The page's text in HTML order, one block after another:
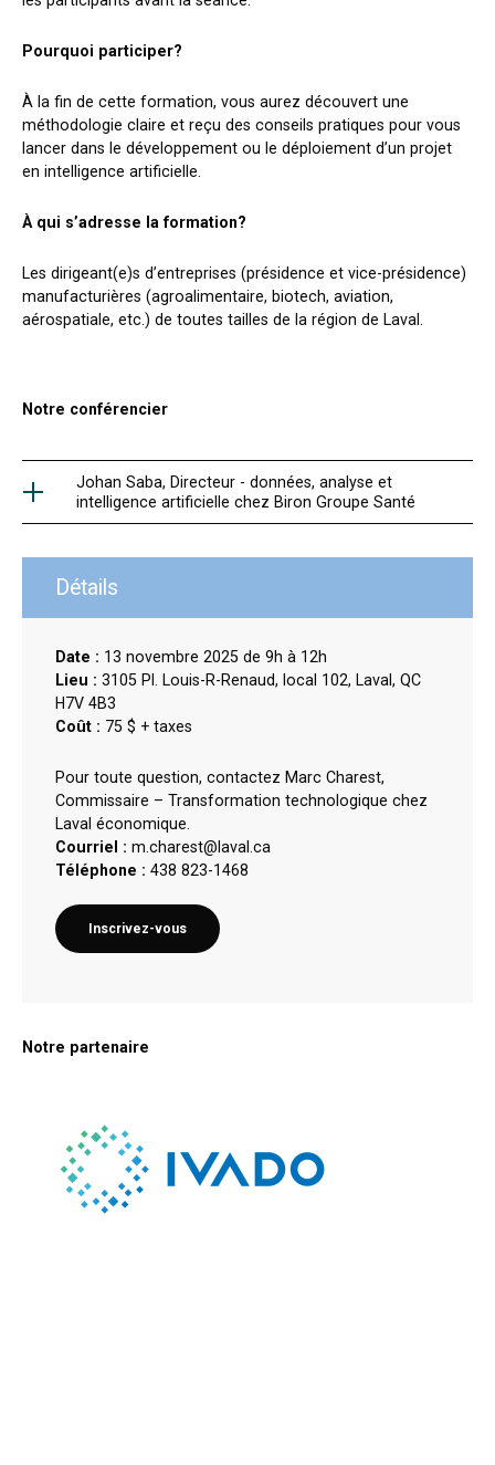
Pourquoi participer?
À la fin de cette formation, vous aurez découvert une
méthodologie claire et reçu des conseils pratiques pour vous
lancer dans le développement ou le déploiement d’un projet
en intelligence artificielle.
À qui s’adresse la formation?
Les dirigeant(e)s d’entreprises (présidence et vice-présidence)
manufacturières (agroalimentaire, biotech, aviation,
aérospatiale, etc.) de toutes tailles de la région de Laval.
Notre conférencier
Johan Saba, Directeur - données, analyse et
intelligence artificielle chez Biron Groupe Santé
Détails
Date : 13 novembre 2025 de 9h à 12h
Lieu : 3105 Pl. Louis-R-Renaud, local 102, Laval, QC
H7V 4B3
Coût : 75 $ + taxes
Pour toute question, contactez Marc Charest,
Commissaire – Transformation technologique chez
Laval économique.
Courriel : m.charest@laval.ca
Téléphone : 438 823-1468
Inscrivez-vous
Notre partenaire